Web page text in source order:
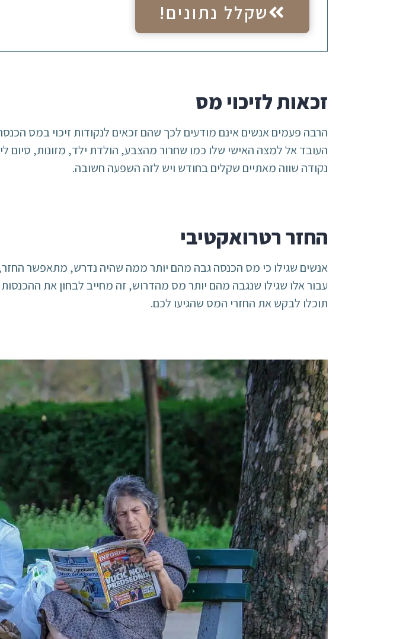
שקלל נתונים!
זכאות לזיכוי מס
הרבה פעמים אנשים אינם מודעים לכך שהם זכאים לנקודות זיכוי במס
העובד אל למצה האישי שלו כמו שחרור מהצבע, הולדת ילד, מזונות, סיום
נקודה שווה מאתיים שקלים בחודש ויש לזה השפעה חשובה.
החזר רטרואקטיבי
אנשים שגילו כי מס הכנסה גבה מהם יותר ממה שהיה נדרש, מתאפשר
עבור אלו שגילו שנגבה מהם יותר מס מהדרוש, זה מחייב לבחון את
תוכלו לבקש את החזרי המס שהגיעו לכם.